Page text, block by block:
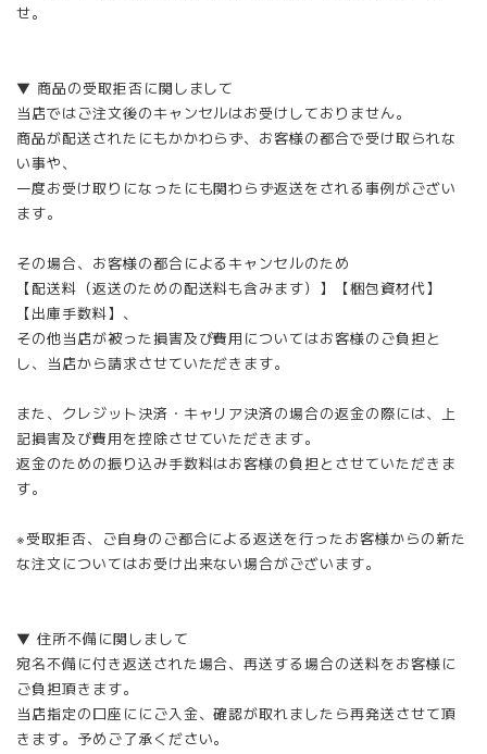
せ。
▼ 商品の受取拒否に関しまして
当店ではご注文後のキャンセルはお受けしておりません。
商品が配送されたにもかかわらず、お客様の都合で受け取られな
い事や、
一度お受け取りになったにも関わらず返送をされる事例がござい
ます。
その場合、お客様の都合によるキャンセルのため
【配送料（返送のための配送料も含みます）】【梱包資材代】
【出庫手数料】、
その他当店が被った損害及び費用についてはお客様のご負担と
し、当店から請求させていただきます。
また、クレジット決済・キャリア決済の場合の返金の際には、上
記損害及び費用を控除させていただきます。
返金のための振り込み手数料はお客様の負担とさせていただきま
す。
※受取拒否、ご自身のご都合による返送を行ったお客様からの新た
な注文についてはお受け出来ない場合がございます。
▼ 住所不備に関しまして
宛名不備に付き返送された場合、再送する場合の送料をお客様に
ご負担頂きます。
当店指定の口座ににご入金、確認が取れましたら再発送させて頂
きます。予めご了承ください。